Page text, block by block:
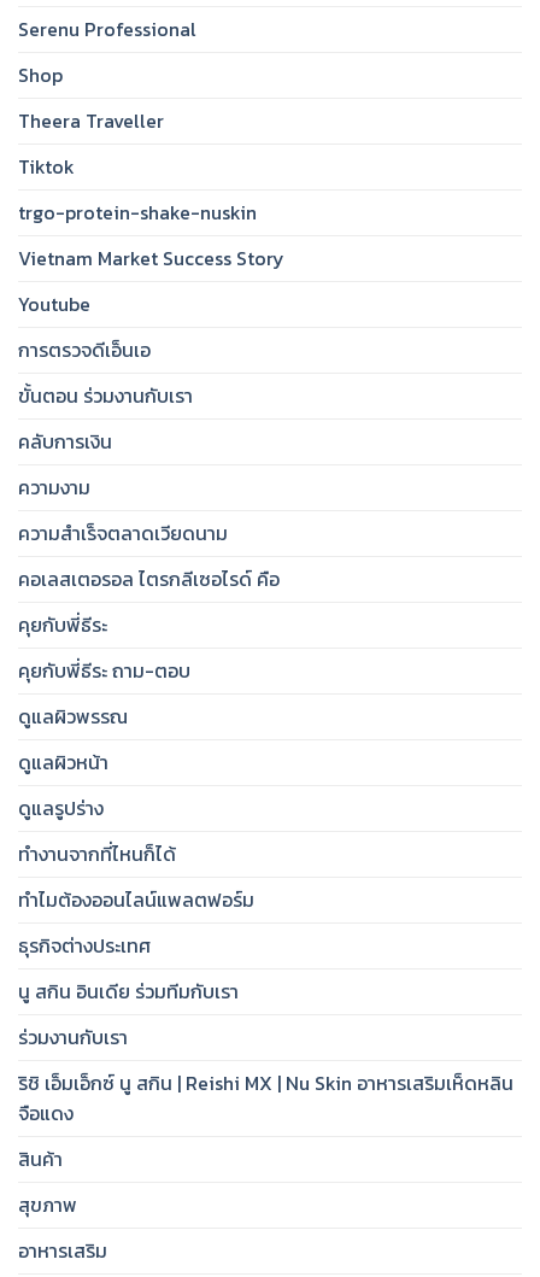
Serenu Professional
Shop
Theera Traveller
Tiktok
trgo-protein-shake-nuskin
Vietnam Market Success Story
Youtube
การตรวจดีเอ็นเอ
ขั้นตอน ร่วมงานกับเรา
คลับการเงิน
ความงาม
ความสำเร็จตลาดเวียดนาม
คอเลสเตอรอล ไตรกลีเซอไรด์ คือ
คุยกับพี่ธีระ
คุยกับพี่ธีระ ถาม-ตอบ
ดูแลผิวพรรณ
ดูแลผิวหน้า
ดูแลรูปร่าง
ทำงานจากที่ไหนก็ได้
ทำไมต้องออนไลน์แพลตฟอร์ม
ธุรกิจต่างประเทศ
นู สกิน อินเดีย ร่วมทีมกับเรา
ร่วมงานกับเรา
ริชิ เอ็มเอ็กซ์ นู สกิน | Reishi MX | Nu Skin อาหารเสริมเห็ดหลิน
จือแดง
สินค้า
สุขภาพ
อาหารเสริม